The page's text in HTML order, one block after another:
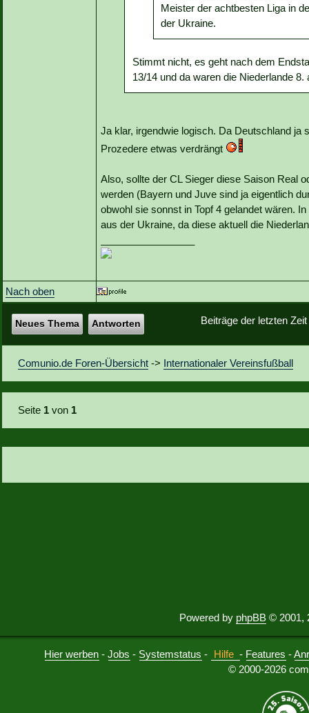
Meister der achtbesten Liga in
der Ukraine.
Stimmt nicht, es geht nach dem
13/14 und da waren die Niederlande
Ja klar, irgendwie logisch. Da Deutschland ja
Prozedere etwas verdrängt
Also, sollte der CL Sieger diese Saison Real
werden (Bayern und Juve sind ja eigentlich
obwohl sie sonnst in Topf 4 gelandet wären.
aus der Ukraine, da diese aktuell die
Nach oben
Beiträge der letzten
Neues Thema Antworten
Comunio.de Foren-Übersicht -> Internationaler Vereinsfußball
Seite 1 von 1
Powered by phpBB © 2001,
Hier werben -Jobs - Systemstatus - Hilfe - Features -
© 2000-2026